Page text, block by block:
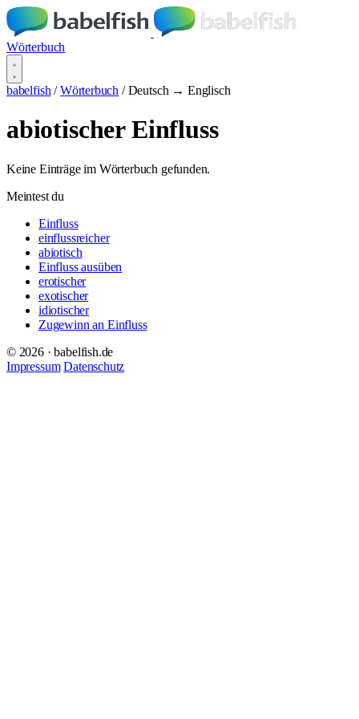
Wörterbuch
babelfish / Wörterbuch / Deutsch → Englisch
abiotischer Einfluss
Keine Einträge im Wörterbuch gefunden.
Meintest du
Einfluss
einflussreicher
abiotisch
Einfluss ausüben
erotischer
exotischer
idiotischer
Zugewinn an Einfluss
© 2026 · babelfish.de
Impressum Datenschutz